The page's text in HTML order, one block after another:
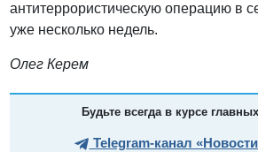
антитеррористическую операцию в
уже несколько недель.
Олег Керем
Будьте всегда в курсе
Telegram-канал